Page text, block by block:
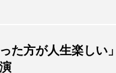
った方が人生楽しい